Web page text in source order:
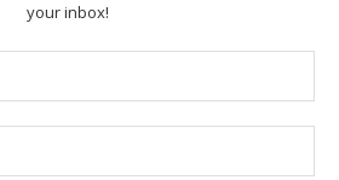
your inbox!